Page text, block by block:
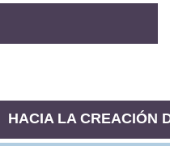
LA CREACIÓN